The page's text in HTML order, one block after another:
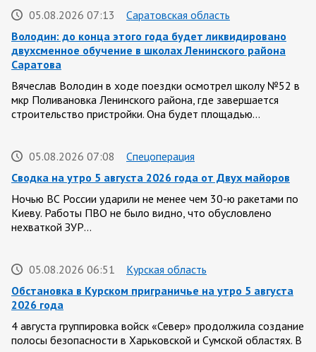
05.08.2026 07:13
Саратовская область
Володин: до конца этого года будет ликвидировано
двухсменное обучение в школах Ленинского района
Саратова
Вячеслав Володин в ходе поездки осмотрел школу №52 в
мкр Поливановка Ленинского района, где завершается
строительство пристройки. Она будет площадью…
05.08.2026 07:08
Спецоперация
Сводка на утро 5 августа 2026 года от Двух майоров
Ночью ВС России ударили не менее чем 30-ю ракетами по
Киеву. Работы ПВО не было видно, что обусловлено
нехваткой ЗУР…
05.08.2026 06:51
Курская область
Обстановка в Курском приграничье на утро 5 августа
2026 года
4 августа группировка войск «Север» продолжила создание
полосы безопасности в Харьковской и Сумской областях. В